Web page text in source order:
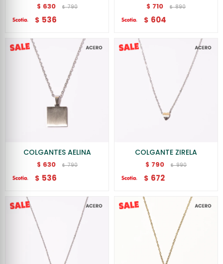
$ 630 $ 790
$ 536
$ 710 $ 890
$ 604
COLGANTES AELINA
$ 630 $ 790
$ 536
COLGANTE ZIRELA
$ 790 $ 990
$ 672